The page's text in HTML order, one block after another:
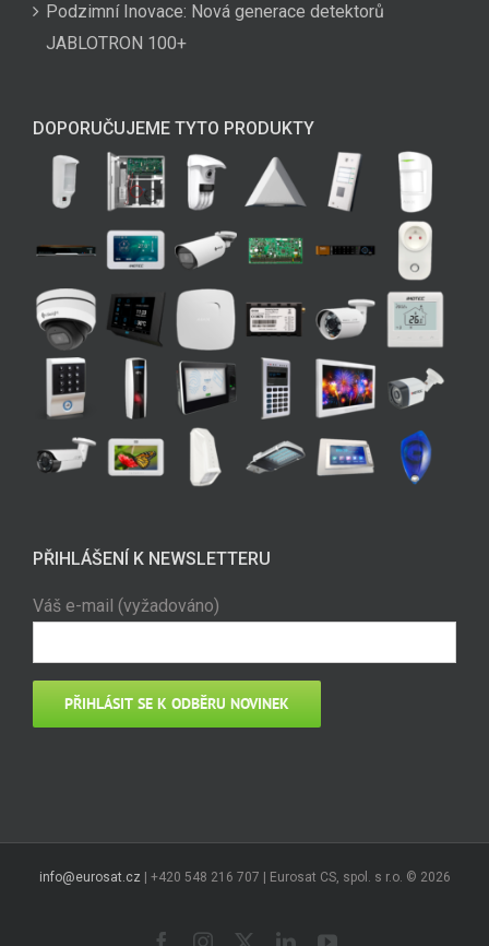
Podzimní Inovace: Nová generace detektorů
JABLOTRON 100+
DOPORUČUJEME TYTO PRODUKTY
PŘIHLÁŠENÍ K NEWSLETTERU
Váš e-mail (vyžadováno)
info@eurosat.cz| +420 548 216 707 | Eurosat CS, spol. s r.o. © 2026
FacebookInstagram LinkedInYouTube